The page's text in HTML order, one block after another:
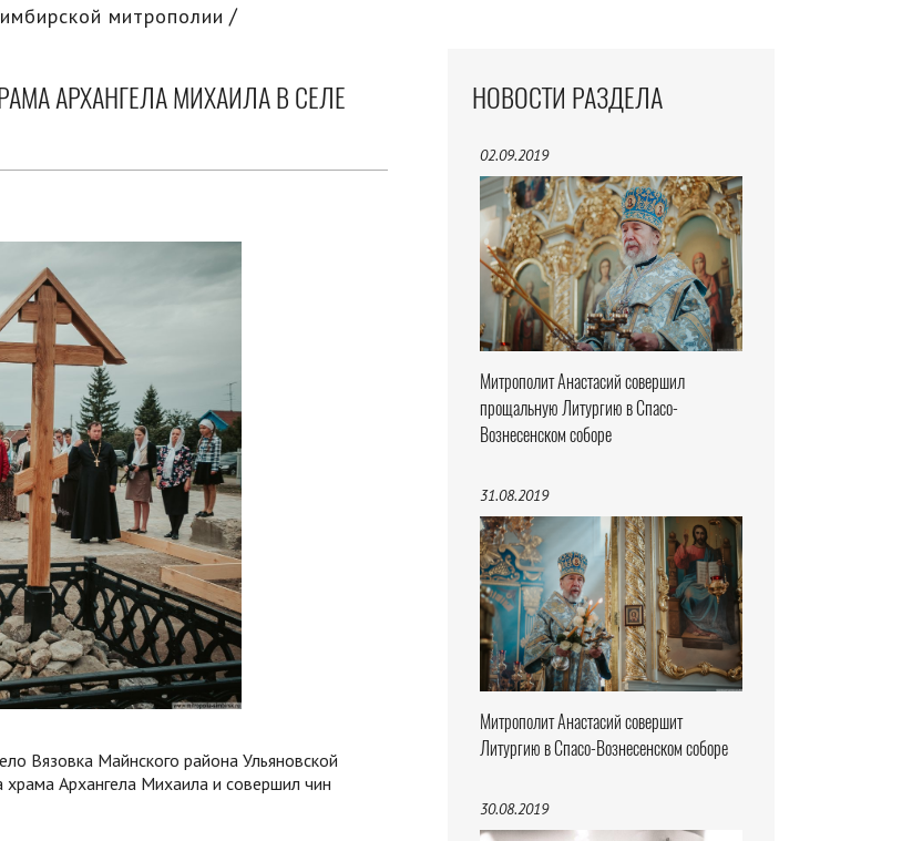
НОВОСТИ РАЗДЕЛА
02.09.2019
Митрополит Анастасий совершил
прощальную Литургию в Спасо-
Вознесенском соборе
31.08.2019
Митрополит Анастасий совершит
Литургию в Спасо-Вознесенском соборе
30.08.2019
митрополии
АРХАНГЕЛА МИХАИЛА В СЕЛЕ
Вязовка Майнского района Ульяновской
Архангела Михаила и совершил чин